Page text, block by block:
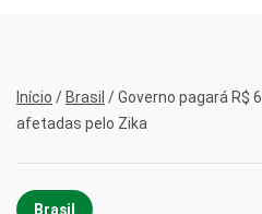
Início / Brasil /Governo pagará R$
afetadas pelo Zika
Brasil